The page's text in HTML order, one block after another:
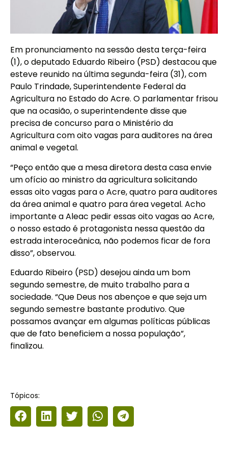
Em pronunciamento na sessão desta terça-feira
(1), o deputado Eduardo Ribeiro (PSD) destacou que
esteve reunido na última segunda-feira (31), com
Paulo Trindade, Superintendente Federal da
Agricultura no Estado do Acre. O parlamentar frisou
que na ocasião, o superintendente disse que
precisa de concurso para o Ministério da
Agricultura com oito vagas para auditores na área
animal e vegetal.
“Peço então que a mesa diretora desta casa envie
um ofício ao ministro da agricultura solicitando
essas oito vagas para o Acre, quatro para auditores
da área animal e quatro para área vegetal. Acho
importante a Aleac pedir essas oito vagas ao Acre,
o nosso estado é protagonista nessa questão da
estrada interoceânica, não podemos ficar de fora
disso”, observou.
Eduardo Ribeiro (PSD) desejou ainda um bom
segundo semestre, de muito trabalho para a
sociedade. “Que Deus nos abençoe e que seja um
segundo semestre bastante produtivo. Que
possamos avançar em algumas políticas públicas
que de fato beneficiem a nossa população”,
finalizou.
Tópicos: